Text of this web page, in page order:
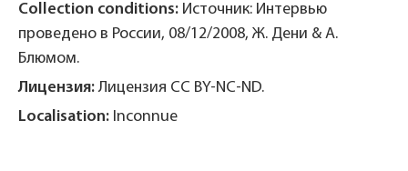
Collection conditions: Источник: Интервью
проведено в России, 08/12/2008, Ж. Дени & А.
Блюмом.
Лицензия: Лицензия CC BY-NC-ND.
Localisation: Inconnue